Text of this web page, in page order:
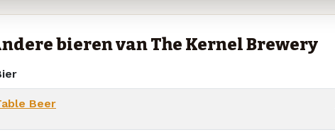
bieren van The Kernel Brewery
Beer